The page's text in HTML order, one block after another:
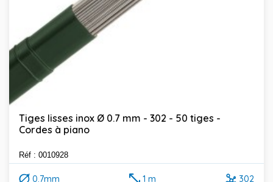
Tiges lisses inox Ø 0.7 mm - 302 - 50 tiges -
Cordes à piano
Réf : 0010928
0.7mm 1 m 302